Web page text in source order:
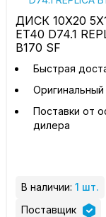
ДИСК 10X20
ET40 D74.1
B170 SF
Быстрая
Оригинальный
Поставки от
дилера
В наличии: 1 шт.
Поставщик